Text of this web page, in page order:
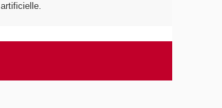
artificielle.